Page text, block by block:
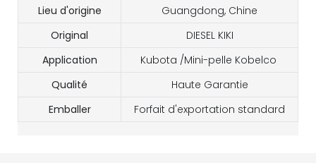
Lieu d'origine
Guangdong, Chine
Original
DIESEL KIKI
Application
Kubota /Mini-pelle Kobelco
Qualité
Haute Garantie
Emballer
Forfait d'exportation standard